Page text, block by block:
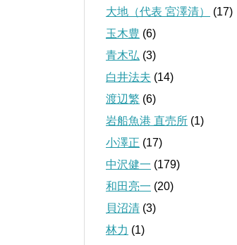
大地（代表 宮澤清）
(17)
玉木豊 (6)
青木弘 (3)
白井法夫 (14)
渡辺繁 (6)
岩船魚港 直売所 (1)
小澤正 (17)
中沢健一 (179)
和田亮一 (20)
貝沼清 (3)
林力 (1)